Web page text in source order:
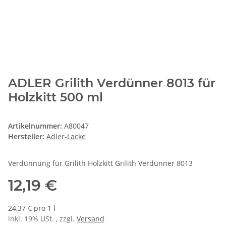
ADLER Grilith Verdünner 8013 für
Holzkitt 500 ml
Artikelnummer: A80047
Hersteller: Adler-Lacke
Verdünnung für Grilith Holzkitt Grilith Verdünner 8013
12,19 €
24,37 € pro 1 l
inkl. 19% USt. , zzgl. Versand